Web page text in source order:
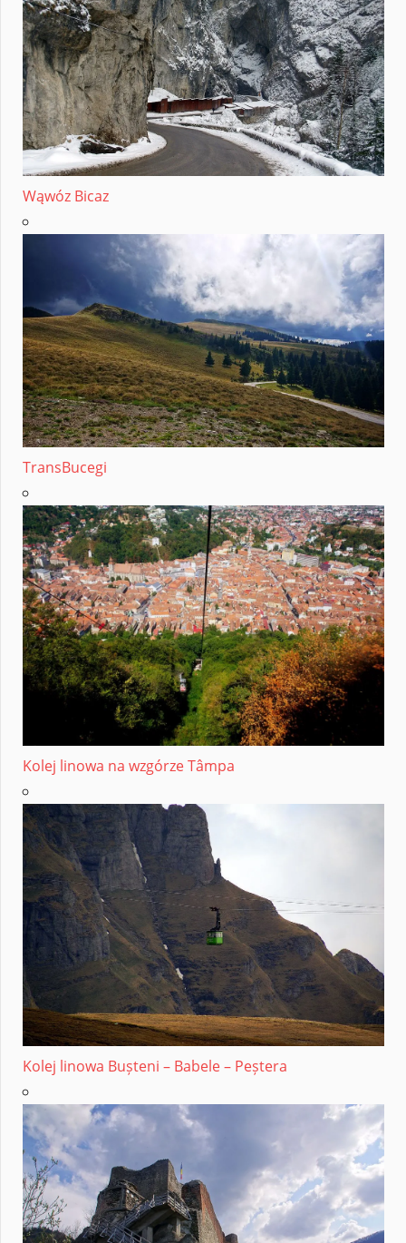
Wąwóz Bicaz
TransBucegi
Kolej linowa na wzgórze Tâmpa
Kolej linowa Bușteni – Babele – Peștera